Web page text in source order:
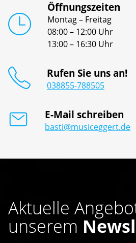
Öffnungszeiten
Montag – Freitag
08:00 – 12:00 Uhr
13:00 – 16:30 Uhr
Rufen Sie uns an!
038855-788505
E-Mail schreiben
basti@musiceggert.de
Aktuelle
unserem